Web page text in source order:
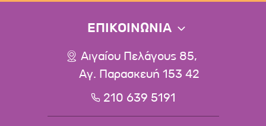
ΕΠΙΚΟΙΝΩΝΙΑ
Αιγαίου Πελάγους 85,
Αγ. Παρασκευή 153 42
210 639 5191